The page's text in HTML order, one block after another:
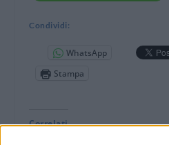
Condividi:
WhatsApp
Stampa
Correlati